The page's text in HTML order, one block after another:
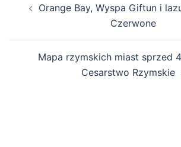
wpisyOrange Bay, Wyspa Giftun i
Czerwone
Mapa rzymskich miast sprzed
Cesarstwo Rzymskie